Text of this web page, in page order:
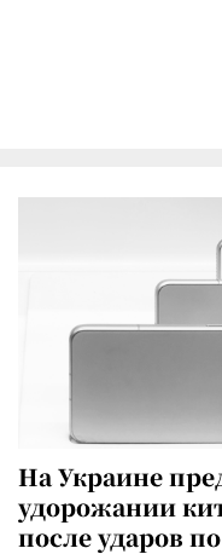
На Украине
удорожании
после ударов